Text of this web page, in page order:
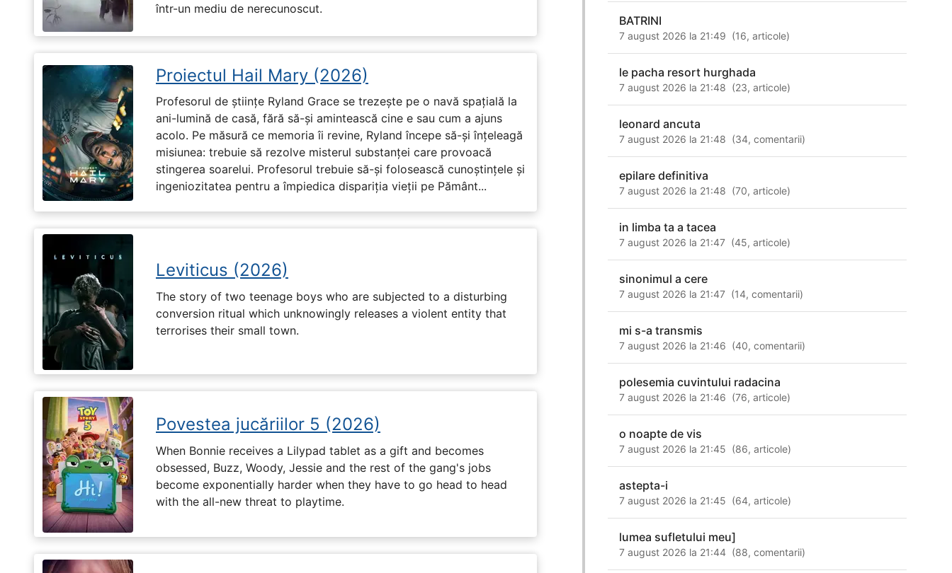
într-un mediu de nerecunoscut.
Proiectul Hail Mary (2026)
Profesorul de științe Ryland Grace se trezește pe o navă spațială la
ani-lumină de casă, fără să-și amintească cine e sau cum a ajuns
acolo. Pe măsură ce memoria îi revine, Ryland începe să-și înțeleagă
misiunea: trebuie să rezolve misterul substanței care provoacă
stingerea soarelui. Profesorul trebuie să-și folosească cunoștințele și
ingeniozitatea pentru a împiedica dispariția vieții pe Pământ...
Leviticus (2026)
The story of two teenage boys who are subjected to a disturbing
conversion ritual which unknowingly releases a violent entity that
terrorises their small town.
Povestea jucăriilor 5 (2026)
When Bonnie receives a Lilypad tablet as a gift and becomes
obsessed, Buzz, Woody, Jessie and the rest of the gang's jobs
become exponentially harder when they have to go head to head
with the all-new threat to playtime.
BATRINI
7 august 2026 la 21:49 (16,articole)
le pacha resort hurghada
7 august 2026 la 21:48 (23,articole)
leonard ancuta
7 august 2026 la 21:48 (34,comentarii)
epilare definitiva
7 august 2026 la 21:48 (70,articole)
in limba ta a tacea
7 august 2026 la 21:47 (45,articole)
sinonimul a cere
7 august 2026 la 21:47 (14,comentarii)
mi s-a transmis
7 august 2026 la 21:46 (40,comentarii)
polesemia cuvintului radacina
7 august 2026 la 21:46 (76,articole)
o noapte de vis
7 august 2026 la 21:45 (86,articole)
astepta-i
7 august 2026 la 21:45 (64,articole)
lumea sufletului meu]
7 august 2026 la 21:44 (88,comentarii)